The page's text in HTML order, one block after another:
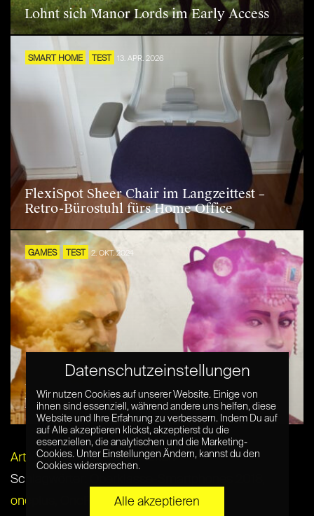
Lohnt sich Manor Lords im Early Access
SMART HOME TEST 13. APR. 2026
FlexiSpot Sheer Chair im Langzeittest –
Retro-Bürostuhl fürs Home Office
GAMES TEST 2. OKT. 2024
Lohnt sich Ara History Untold? Im Test
kein Civ-Killer
Artikel per E-Mail verschicken
Schlagwörter:
oneplus
OnePlus 6T ,test
Datenschutzeinstellungen
Wir nutzen Cookies auf unserer Website. Einige von
ihnen sind essenziell, während andere uns helfen, diese
Website und Ihre Erfahrung zu verbessern. Indem Du auf
auf Alle akzeptieren klickst, akzeptierst du die
essenziellen, die analytischen und die Marketing-
Cookies. Unter Einstellungen Ändern, kannst du den
Cookies widersprechen.
Alle akzeptieren